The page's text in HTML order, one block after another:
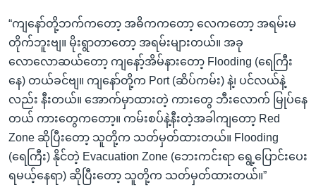
“ကျနော်တို့ဘက်ကတော့ အဓိကကတော့ လေကတော့ အရမ်းမ
တိုက်ဘူးဗျ။ မိုးရွာတာတော့ အရမ်းများတယ်။ အခု
လောလောဆယ်တော့ ကျနော့်အိမ်နားတော့ Flooding (ရေကြီး
နေ) တယ်ခင်ဗျ။ ကျနော်တို့က Port (ဆိပ်ကမ်း) နဲ့၊ ပင်လယ်နဲ့
လည်း နီးတယ်။ အောက်မှာထားတဲ့ ကားတွေ ဘီးလောက် မြုပ်နေ
တယ် ကားတွေကတော့။ ကမ်းစပ်နဲ့နီးတဲ့အခါကျတော့ Red
Zone ဆိုပြီးတော့ သူတို့က သတ်မှတ်ထားတယ်။ Flooding
(ရေကြီး) နိုင်တဲ့ Evacuation Zone (ဘေးကင်းရာ ရွေ့ပြောင်းပေး
ရမယ့်နေရာ) ဆိုပြီးတော့ သူတို့က သတ်မှတ်ထားတယ်။”